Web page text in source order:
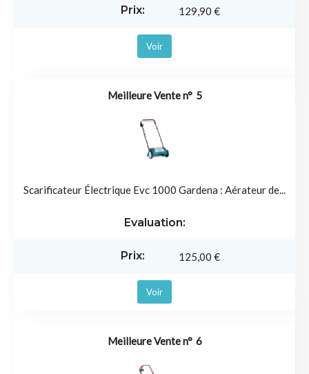
129,90 €
Voir
5
Scarificateur Électrique Evc 1000 Gardena : Aérateur de...
125,00 €
Voir
6